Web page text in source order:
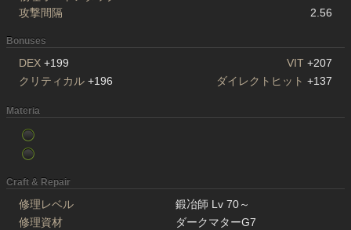
攻撃間隔
2.56
Bonuses
DEX +199 VIT +207
クリティカル +196 ダイレクトヒット +137
Materia
Craft & Repair
修理レベル
鍛冶師 Lv 70～
修理資材
ダークマターG7